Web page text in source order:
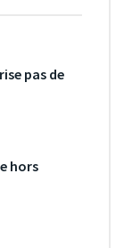
pas de
hors